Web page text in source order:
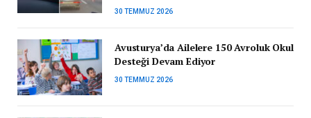
30 TEMMUZ 2026
Avusturya’da Ailelere 150 Avroluk Okul
Desteği Devam Ediyor
30 TEMMUZ 2026